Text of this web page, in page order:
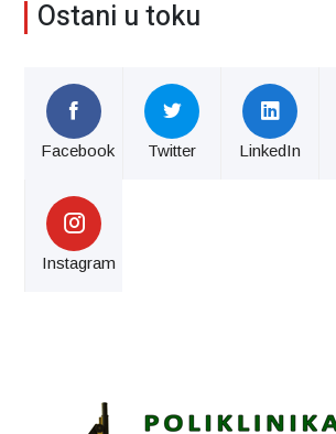
Ostani u toku
Facebook Twitter LinkedIn
Instagram